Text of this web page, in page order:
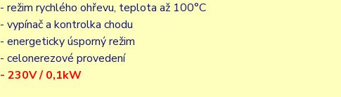
- režim rychlého ohřevu, teplota až 100°C
- vypínač a kontrolka chodu
- energeticky úsporný režim
- celonerezové provedení
- 230V / 0,1kW